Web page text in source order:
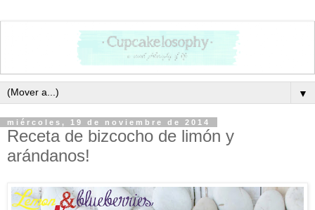
▼
miércoles, 19 de noviembre de 2014
Receta de bizcocho de limón y
arándanos!